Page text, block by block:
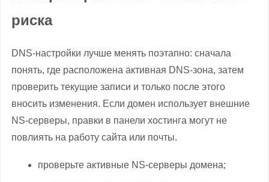
риска
DNS-настройки лучше менять поэтапно: сначала
понять, где расположена активная DNS-зона, затем
проверить текущие записи и только после этого
вносить изменения. Если домен использует внешние
NS-серверы, правки в панели хостинга могут не
повлиять на работу сайта или почты.
проверьте активные NS-серверы домена;